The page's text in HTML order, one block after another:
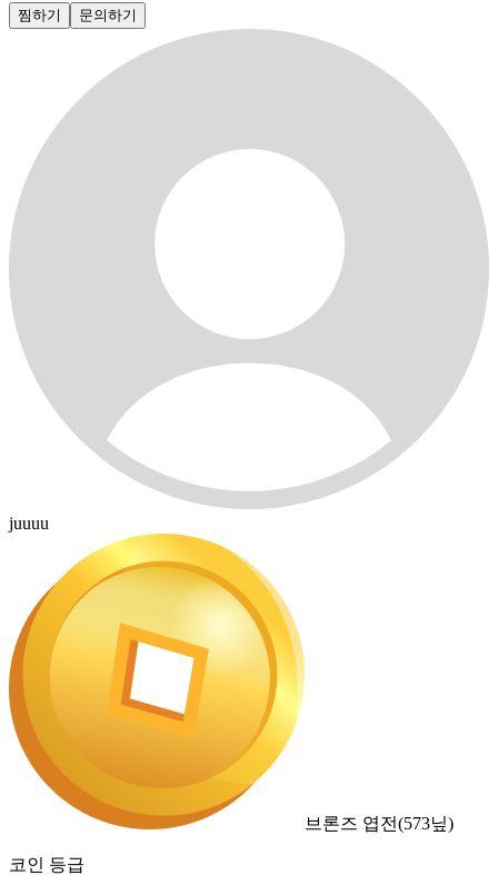
찜하기 문의하기
juuuu
브론즈 엽전(573닢)
코인 등급